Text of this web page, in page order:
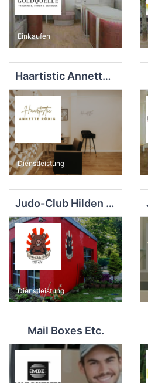
Einkaufen
Haartistic Annette Rödig | Private Hair - Atelier
Dienstleistung
Judo-Club Hilden 1951 e.V. (Trainigsstätte für Judo & Brazilian Jiu-Jitsu)
Dienstleistung
Mail Boxes Etc.